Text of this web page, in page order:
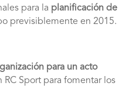
para la planificación de
previsiblemente en 2015.
para un acto
RC Sport para fomentar los